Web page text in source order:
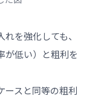
を強化しても、
が低い）と粗利を
スと同等の粗利